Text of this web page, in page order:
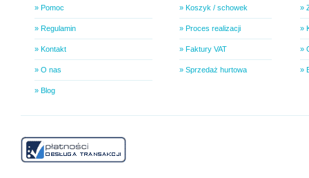
» Pomoc
» Regulamin
» Kontakt
» O nas
» Blog
» Koszyk / schowek
» Proces realizacji
» Faktury VAT
» Sprzedaż hurtowa
»
»
»
»